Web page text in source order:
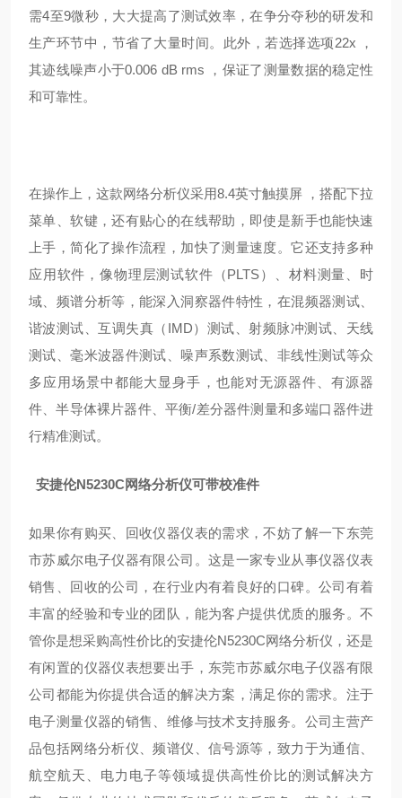
需4至9微秒，大大提高了测试效率，在争分夺秒的研发和
生产环节中，节省了大量时间。此外，若选择选项22x ，
其迹线噪声小于0.006 dB rms ，保证了测量数据的稳定性
和可靠性。
在操作上，这款网络分析仪采用8.4英寸触摸屏 ，搭配下拉
菜单、软键，还有贴心的在线帮助，即使是新手也能快速
上手，简化了操作流程，加快了测量速度。它还支持多种
应用软件，像物理层测试软件（PLTS）、材料测量、时
域、频谱分析等，能深入洞察器件特性，在混频器测试、
谐波测试、互调失真（IMD）测试、射频脉冲测试、天线
测试、毫米波器件测试、噪声系数测试、非线性测试等众
多应用场景中都能大显身手，也能对无源器件、有源器
件、半导体裸片器件、平衡/差分器件测量和多端口器件进
行精准测试。
安捷伦N5230C网络分析仪可带校准件
如果你有购买、回收仪器仪表的需求，不妨了解一下东莞
市苏威尔电子仪器有限公司。这是一家专业从事仪器仪表
销售、回收的公司，在行业内有着良好的口碑。公司有着
丰富的经验和专业的团队，能为客户提供优质的服务。不
管你是想采购高性价比的安捷伦N5230C网络分析仪，还是
有闲置的仪器仪表想要出手，东莞市苏威尔电子仪器有限
公司都能为你提供合适的解决方案，满足你的需求。 注于
电子测量仪器的销售、维修与技术支持服务。公司主营产
品包括网络分析仪、频谱仪、信号源等，致力于为通信、
航空航天、电力电子等领域提供高性价比的测试解决方